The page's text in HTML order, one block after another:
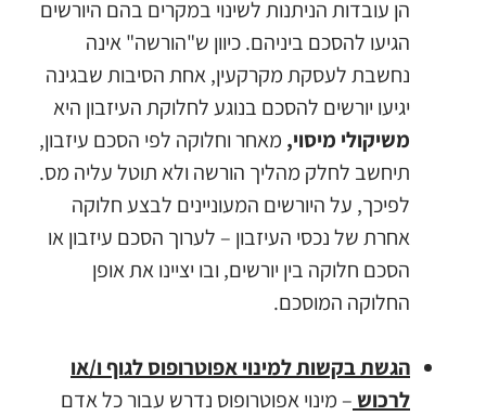
הן עובדות הניתנות לשינוי במקרים בהם היורשים
הגיעו להסכם ביניהם. כיוון ש"הורשה" אינה
נחשבת לעסקת מקרקעין, אחת הסיבות שבגינה
יגיעו יורשים להסכם בנוגע לחלוקת העיזבון היא
משיקולי מיסוי, מאחר וחלוקה לפי הסכם עיזבון,
תיחשב לחלק מהליך הורשה ולא תוטל עליה מס.
לפיכך, על היורשים המעוניינים לבצע חלוקה
אחרת של נכסי העיזבון – לערוך הסכם עיזבון או
הסכם חלוקה בין יורשים, ובו יציינו את אופן
החלוקה המוסכם.
הגשת בקשות למינוי אפוטרופוס לגוף ו/או
לרכוש – מינוי אפוטרופוס נדרש עבור כל אדם